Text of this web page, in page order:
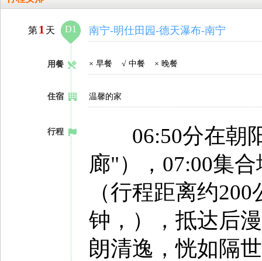
D1
用餐
住宿
行程
第1 天 南宁-明仕田园-德天瀑布-南宁
× 早餐 √ 中餐 × 晚餐
温馨的家
06:50分在朝阳
廊"），07:00集
（行程距离约
钟，），抵达后
朗清逸，恍如隔